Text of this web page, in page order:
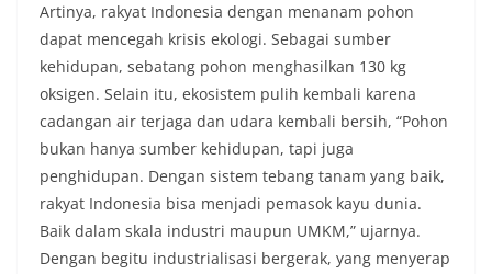
Artinya, rakyat Indonesia dengan menanam pohon
dapat mencegah krisis ekologi. Sebagai sumber
kehidupan, sebatang pohon menghasilkan 130 kg
oksigen. Selain itu, ekosistem pulih kembali karena
cadangan air terjaga dan udara kembali bersih, “Pohon
bukan hanya sumber kehidupan, tapi juga
penghidupan. Dengan sistem tebang tanam yang baik,
rakyat Indonesia bisa menjadi pemasok kayu dunia.
Baik dalam skala industri maupun UMKM,” ujarnya.
Dengan begitu industrialisasi bergerak, yang menyerap